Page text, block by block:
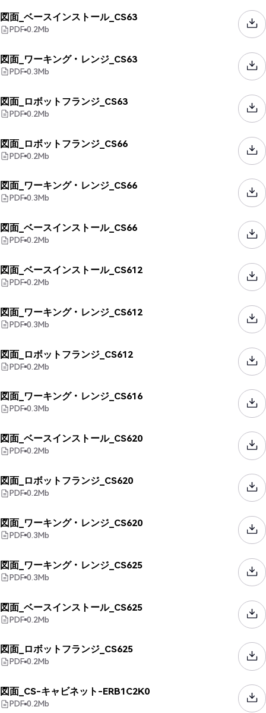
図面_ベースインストール_CS63
PDF 0.2Mb
図面_ワーキング・レンジ_CS63
PDF 0.3Mb
図面_ロボットフランジ_CS63
PDF 0.2Mb
図面_ロボットフランジ_CS66
PDF 0.2Mb
図面_ワーキング・レンジ_CS66
PDF 0.3Mb
図面_ベースインストール_CS66
PDF 0.2Mb
図面_ベースインストール_CS612
PDF 0.2Mb
図面_ワーキング・レンジ_CS612
PDF 0.3Mb
図面_ロボットフランジ_CS612
PDF 0.2Mb
図面_ワーキング・レンジ_CS616
PDF 0.3Mb
図面_ベースインストール_CS620
PDF 0.2Mb
図面_ロボットフランジ_CS620
PDF 0.2Mb
図面_ワーキング・レンジ_CS620
PDF 0.3Mb
図面_ワーキング・レンジ_CS625
PDF 0.3Mb
図面_ベースインストール_CS625
PDF 0.2Mb
図面_ロボットフランジ_CS625
PDF 0.2Mb
図面_CS-キャビネット-ERB1C2K0
PDF 0.2Mb